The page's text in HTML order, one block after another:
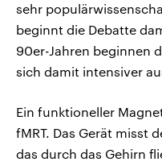
sehr
beginnt die Debatte
90er-Jahren beginnen
sich damit intensiver
Ein funktioneller
fMRT. Das Gerät misst
das durch das Gehirn